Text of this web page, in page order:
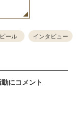
ール インタビュー
にコメント